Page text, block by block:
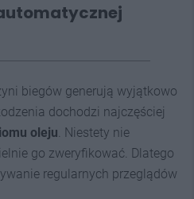
biegów generują wyjątkowo
dochodzi najczęściej
oleju. Niestety nie
go zweryfikować. Dlatego
regularnych przeglądów